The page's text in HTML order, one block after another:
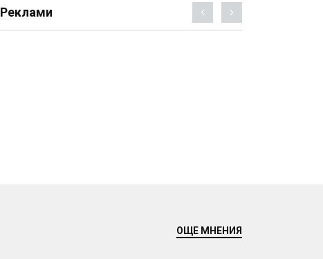
Реклами
ОЩЕ МНЕНИЯ